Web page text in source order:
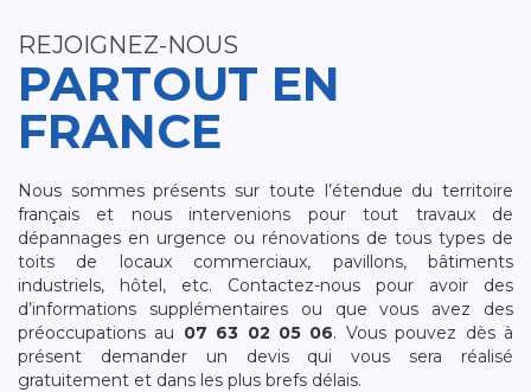
REJOIGNEZ-NOUS
PARTOUT EN
FRANCE
Nous sommes présents sur toute l’étendue du territoire
français et nous intervenions pour tout travaux de
dépannages en urgence ou rénovations de tous types de
toits de locaux commerciaux, pavillons, bâtiments
industriels, hôtel, etc. Contactez-nous pour avoir des
d’informations supplémentaires ou que vous avez des
préoccupations au 07 63 02 05 06. Vous pouvez dès à
présent demander un devis qui vous sera réalisé
gratuitement et dans les plus brefs délais.